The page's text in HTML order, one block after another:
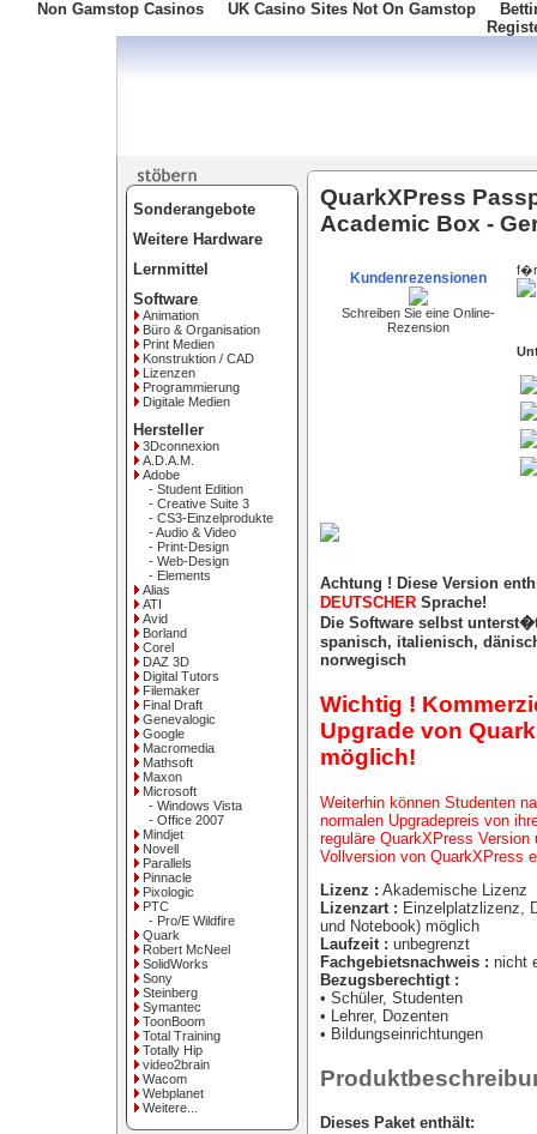
Non Gamstop Casinos UK Casino Sites Not On Gamstop
Sonderangebote
Weitere Hardware
Lernmittel
Software
Animation
Büro & Organisation
Print Medien
Konstruktion / CAD
Lizenzen
Programmierung
Digitale Medien
Hersteller
3Dconnexion
A.D.A.M.
Adobe
- Student Edition
- Creative Suite 3
- CS3-Einzelprodukte
- Audio & Video
- Print-Design
- Web-Design
- Elements
Alias
ATI
Avid
Borland
Corel
DAZ 3D
Digital Tutors
Filemaker
Final Draft
Genevalogic
Google
Macromedia
Mathsoft
Maxon
Microsoft
- Windows Vista
- Office 2007
Mindjet
Novell
Parallels
Pinnacle
Pixologic
PTC
- Pro/E Wildfire
Quark
Robert McNeel
SolidWorks
Sony
Steinberg
Symantec
ToonBoom
Total Training
Totally Hip
video2brain
Wacom
Webplanet
Weitere...
QuarkXPress
Academic Box -
f�r
Kundenrezensionen
Schreiben Sie eine Online-
Rezension
Achtung ! Diese Version
DEUTSCHER Sprache!
Die Software selbst
spanisch, italienisch,
norwegisch
Wichtig !
Upgrade von
möglich!
Weiterhin können Studenten
normalen Upgradepreis von
reguläre QuarkXPress
Vollversion von QuarkXPress
Lizenz : Akademische Lizenz
Lizenzart : Einzelplatzlizenz,
und Notebook) möglich
Laufzeit : unbegrenzt
Fachgebietsnachweis : nicht
Bezugsberechtigt :
• Schüler, Studenten
• Lehrer, Dozenten
• Bildungseinrichtungen
Dieses Paket enthält: